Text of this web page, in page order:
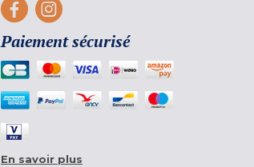
Paiement sécurisé
En savoir plus